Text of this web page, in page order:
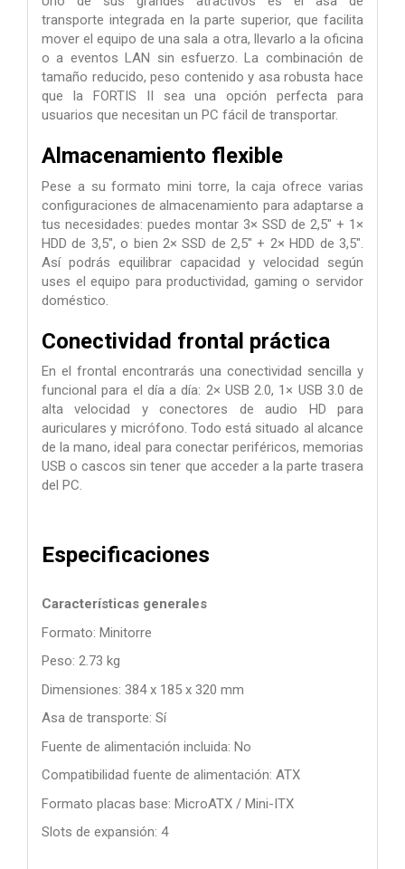
transporte integrada en la parte superior, que facilita
mover el equipo de una sala a otra, llevarlo a la oficina
o a eventos LAN sin esfuerzo. La combinación de
tamaño reducido, peso contenido y asa robusta hace
que la FORTIS II sea una opción perfecta para
usuarios que necesitan un PC fácil de transportar.
Almacenamiento flexible
Pese a su formato mini torre, la caja ofrece varias
configuraciones de almacenamiento para adaptarse a
tus necesidades: puedes montar 3× SSD de 2,5" + 1×
HDD de 3,5", o bien 2× SSD de 2,5" + 2× HDD de 3,5".
Así podrás equilibrar capacidad y velocidad según
uses el equipo para productividad, gaming o servidor
doméstico.
Conectividad frontal práctica
En el frontal encontrarás una conectividad sencilla y
funcional para el día a día: 2× USB 2.0, 1× USB 3.0 de
alta velocidad y conectores de audio HD para
auriculares y micrófono. Todo está situado al alcance
de la mano, ideal para conectar periféricos, memorias
USB o cascos sin tener que acceder a la parte trasera
del PC.
Especificaciones
Características generales
Formato: Minitorre
Peso: 2.73 kg
Dimensiones: 384 x 185 x 320 mm
Asa de transporte: Sí
Fuente de alimentación incluida: No
Compatibilidad fuente de alimentación: ATX
Formato placas base: MicroATX / Mini-ITX
Slots de expansión: 4